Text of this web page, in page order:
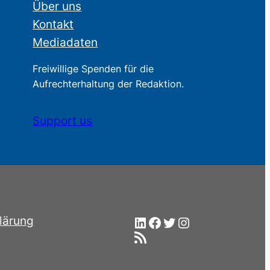
Über uns
Kontakt
Mediadaten
Freiwillige Spenden für die
Aufrechterhaltung der Redaktion.
Support us
LinkedIn
Facebook
Twitter
Instagram
RSS-Feed